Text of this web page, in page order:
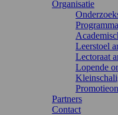
Organisatie
Leerstoel
Lectoraat
Lopende
Partners
Contact